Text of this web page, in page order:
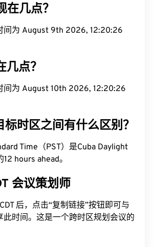
在几点？
间为 August 9th 2026, 12:20:27
几点？
间为 August 10th 2026, 12:20:27
时区之间有什么区别？
Time（PST）是Cuba Daylight
hours ahead。
会议策划师
后，点击“复制链接”按钮即可与
此时间。这是一个跨时区规划会议的